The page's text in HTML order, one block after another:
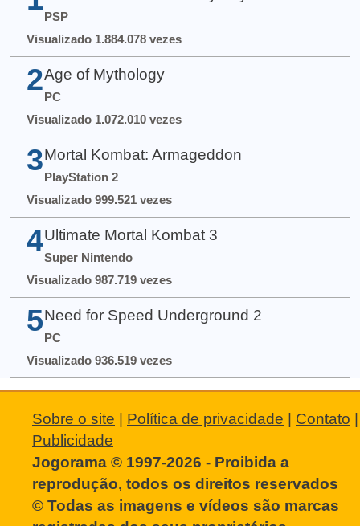
PSP
Visualizado 1.884.078 vezes
2 Age of Mythology
PC
Visualizado 1.072.010 vezes
3 Mortal Kombat: Armageddon
PlayStation 2
Visualizado 999.521 vezes
4 Ultimate Mortal Kombat 3
Super Nintendo
Visualizado 987.719 vezes
5 Need for Speed Underground 2
PC
Visualizado 936.519 vezes
Sobre o site | Política de privacidade | Contato |
Publicidade
Jogorama © 1997-2026 - Proibida a
reprodução, todos os direitos reservados
© Todas as imagens e vídeos são marcas